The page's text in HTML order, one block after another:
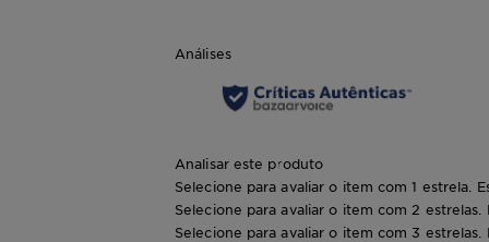
Análises
Analisar este produto
Selecione para avaliar o item com 1 estrela.
Selecione para avaliar o item com 2
Selecione para avaliar o item com 3